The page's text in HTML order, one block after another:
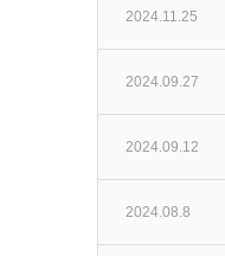
2024.11.25
2024.09.27
2024.09.12
2024.08.8